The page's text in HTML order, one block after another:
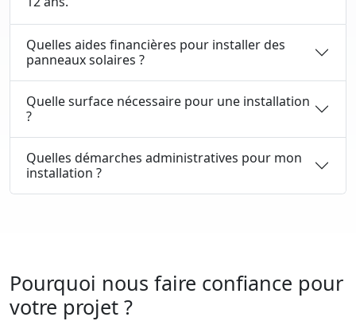
Quelles aides financières pour installer des
panneaux solaires ?
Quelle surface nécessaire pour une installation
?
Quelles démarches administratives pour mon
installation ?
Pourquoi nous faire confiance pour
votre projet ?